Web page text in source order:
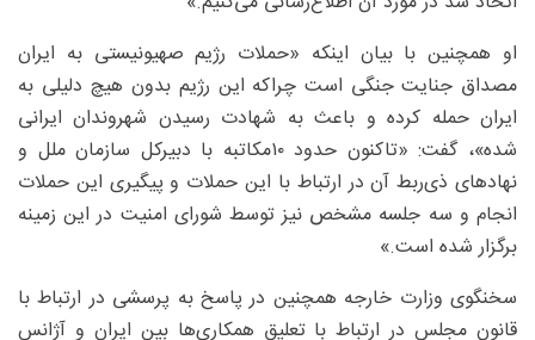
او همچنین با بیان اینکه «حملات رژیم صهیونیستی به ایران
مصداق جنایت جنگی است چراکه این رژیم بدون هیچ دلیلی به
ایران حمله کرده و باعث به شهادت رسیدن شهروندان ایرانی
شده»، گفت: «تاکنون حدود ۱۰مکاتبه با دبیرکل سازمان ملل و
نهادهای ذی‌ربط آن در ارتباط با این حملات و پیگیری این حملات
انجام و سه جلسه مشخص نیز توسط شورای امنیت در این زمینه
برگزار شده است.»
سخنگوی وزارت خارجه همچنین در پاسخ به پرسشی در ارتباط با
قانون مجلس در ارتباط با تعلیق همکاری‌ها بین ایران و آژانس